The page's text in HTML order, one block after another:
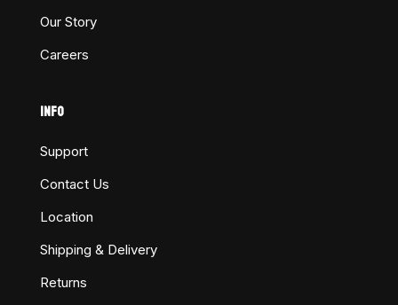
Our Story
Careers
INFO
Support
Contact Us
Location
Shipping & Delivery
Returns